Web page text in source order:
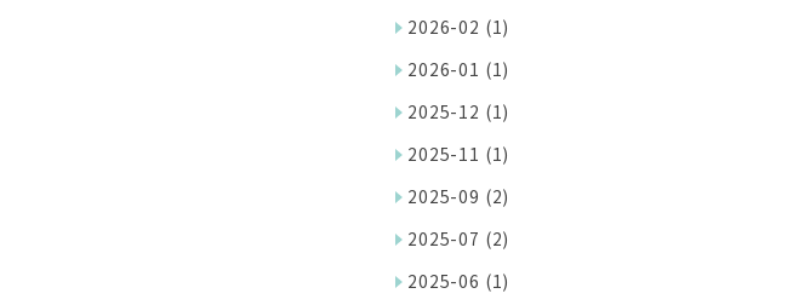
2026-02 (1)
2026-01 (1)
2025-12 (1)
2025-11 (1)
2025-09 (2)
2025-07 (2)
2025-06 (1)